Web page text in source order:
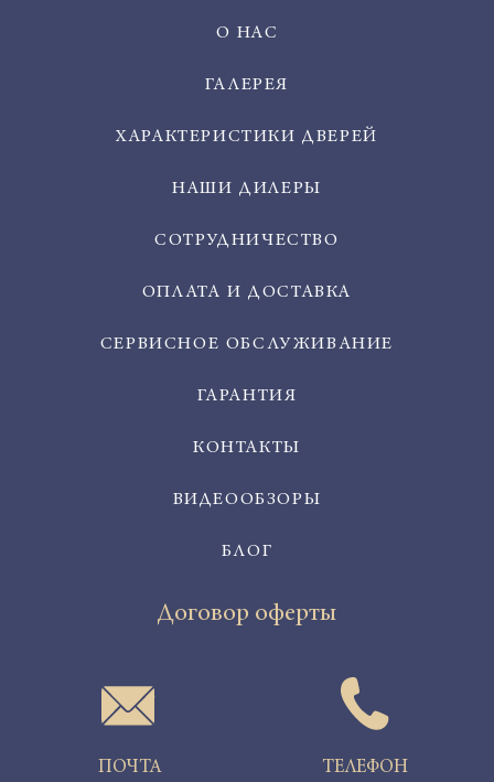
О НАС
ГАЛЕРЕЯ
ХАРАКТЕРИСТИКИ ДВЕРЕЙ
НАШИ ДИЛЕРЫ
СОТРУДНИЧЕСТВО
ОПЛАТА И ДОСТАВКА
СЕРВИСНОЕ ОБСЛУЖИВАНИЕ
ГАРАНТИЯ
КОНТАКТЫ
ВИДЕООБЗОРЫ
БЛОГ
Договор оферты
ПОЧТА ТЕЛЕФОН